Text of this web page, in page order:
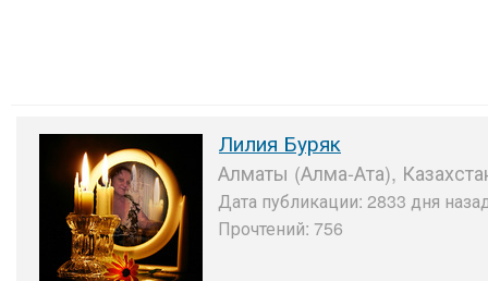
Лилия Буряк
Алматы (Алма-Ата),
Дата публикации: 2833 дня
Прочтений: 756